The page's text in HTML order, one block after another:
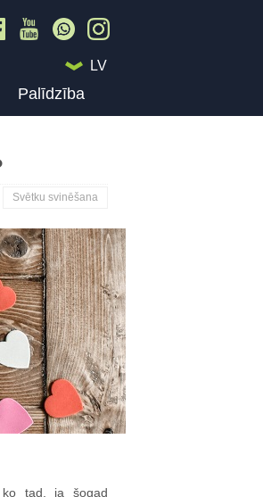
LV
Palīdzība
Svētku svinēšana
ko tad, ja šogad